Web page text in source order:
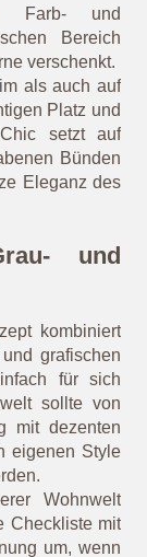
Farb- und
Bereich
verschenkt.
als auch auf
Platz und
setzt auf
Bünden
Eleganz des
und
kombiniert
grafischen
für sich
sollte von
mit dezenten
eigenen Style
Wohnwelt
Checkliste mit
um, wenn